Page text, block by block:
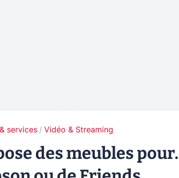
services Vidéo & Streaming
des meubles